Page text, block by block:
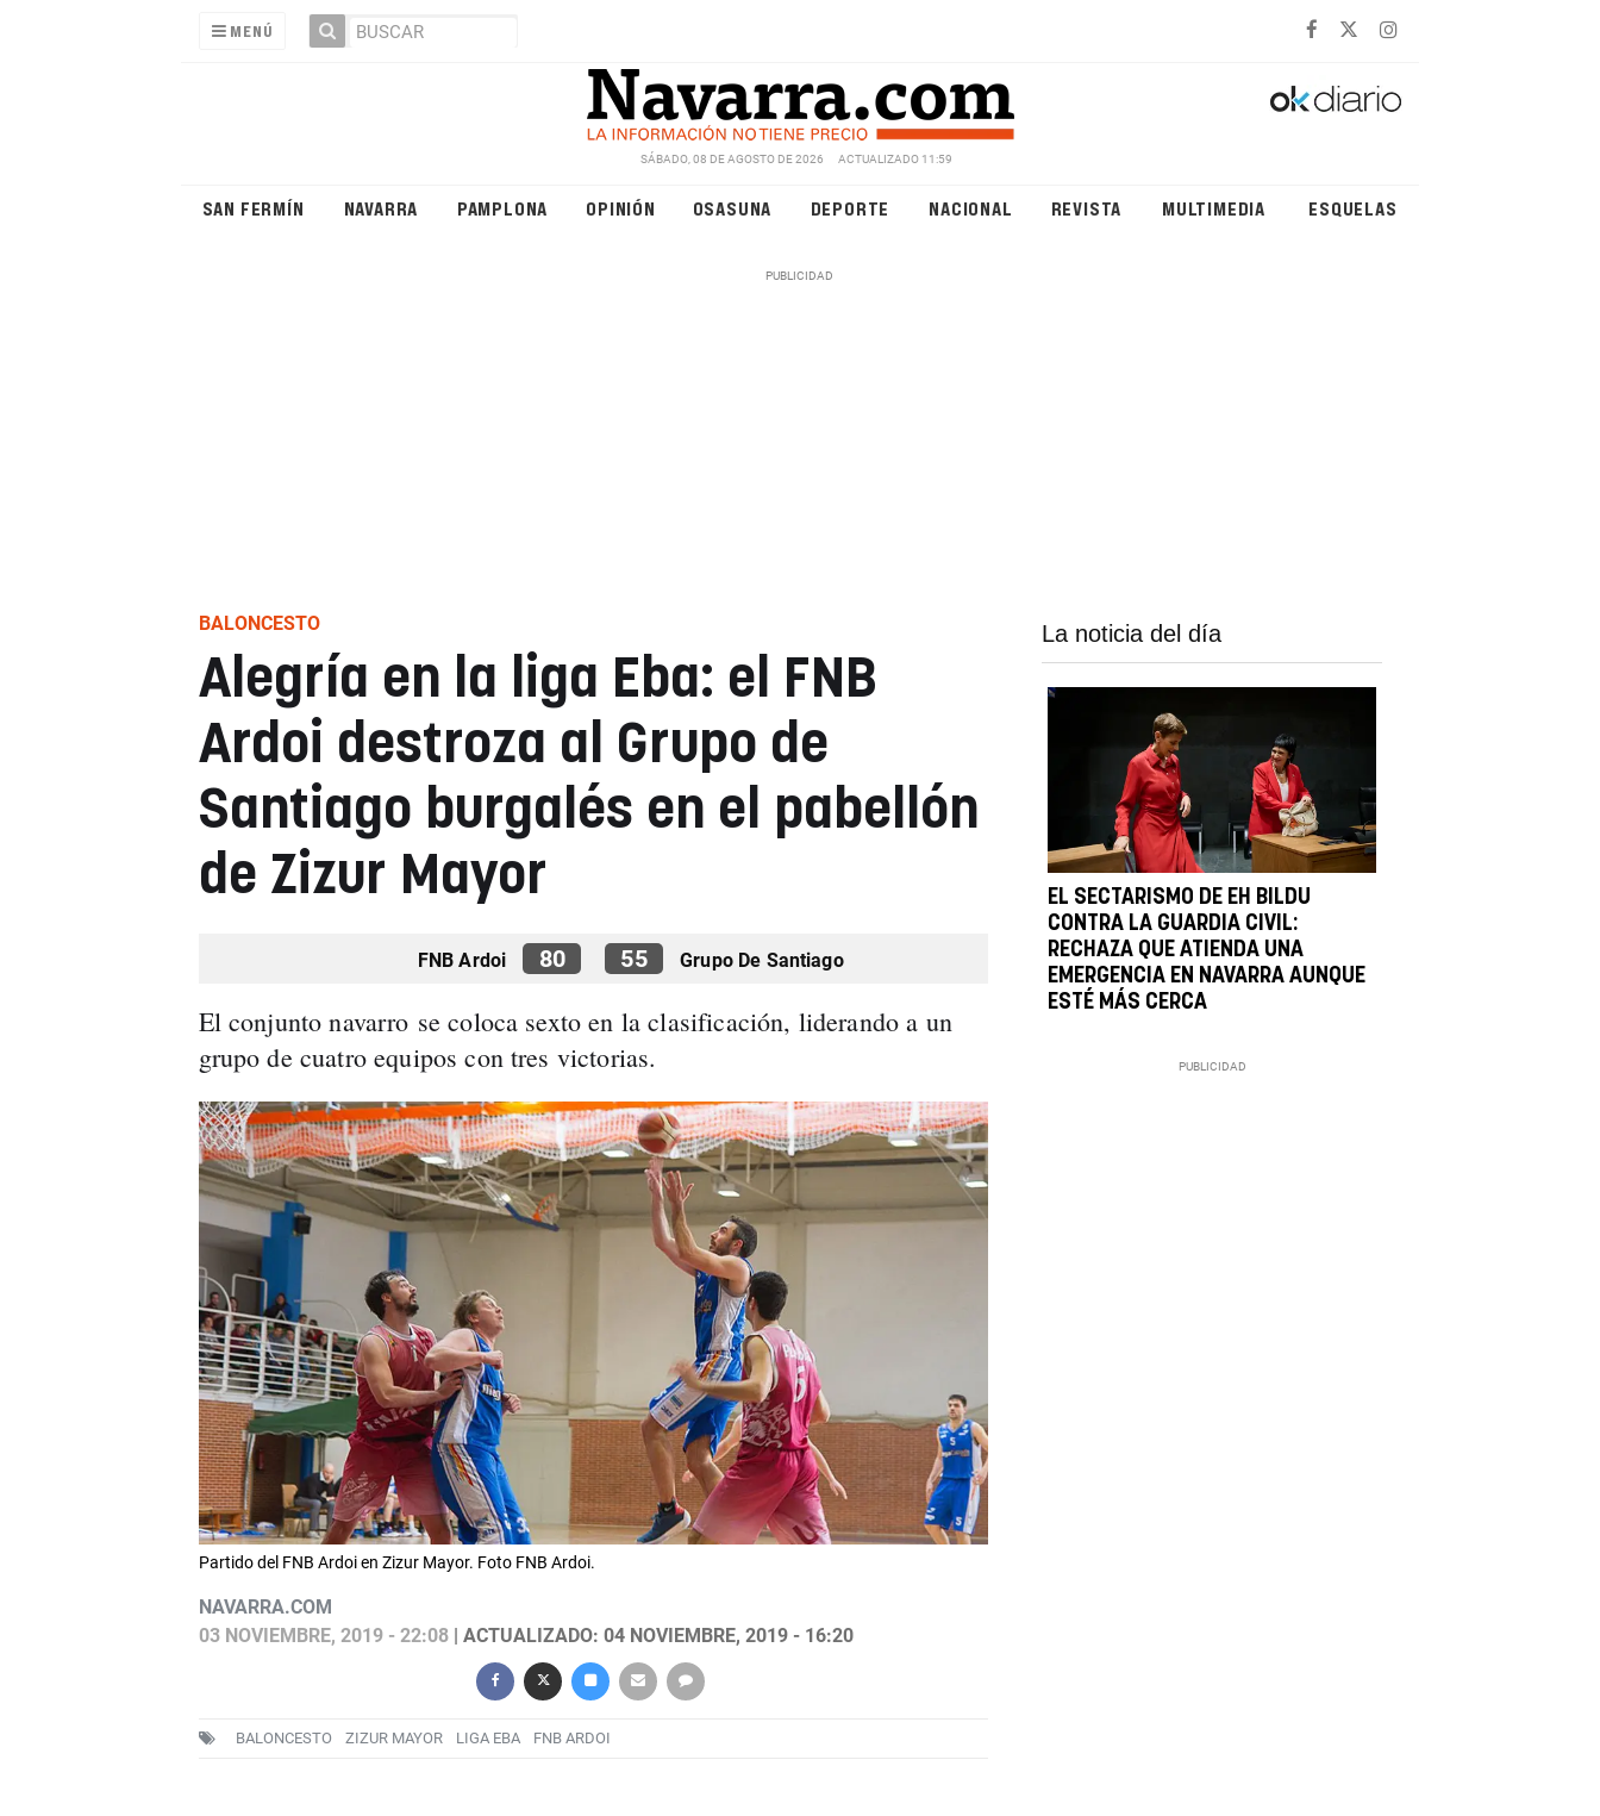
MENÚ
SÁBADO, 08 DE AGOSTO DE 2026 ACTUALIZADO 11:59
SAN FERMÍN NAVARRA PAMPLONA OPINIÓN OSASUNA DEPORTE NACIONAL REVISTA MULTIMEDIA ESQUELAS
BALONCESTO
Alegría en la liga Eba: el FNB
Ardoi destroza al Grupo de
Santiago burgalés en el pabellón
de Zizur Mayor
FNB Ardoi 80 55 Grupo De Santiago
El conjunto navarro se coloca sexto en la clasificación, liderando a un
grupo de cuatro equipos con tres victorias.
Partido del FNB Ardoi en Zizur Mayor. Foto FNB Ardoi.
NAVARRA.COM
03 NOVIEMBRE, 2019 - 22:08| ACTUALIZADO: 04 NOVIEMBRE, 2019 - 16:20
BALONCESTO ZIZUR MAYOR LIGA EBA FNB ARDOI
La noticia del día
EL SECTARISMO DE EH BILDU
CONTRA LA GUARDIA CIVIL:
RECHAZA QUE ATIENDA UNA
EMERGENCIA EN NAVARRA AUNQUE
ESTÉ MÁS CERCA